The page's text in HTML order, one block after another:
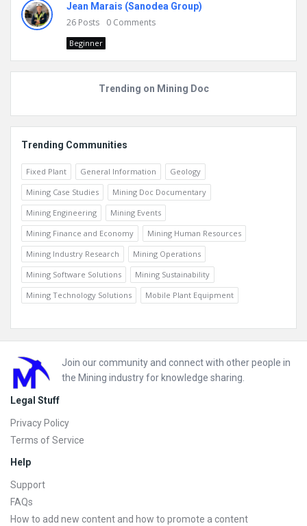
Jean Marais (Sanodea Group)
26 Posts 0 Comments
Beginner
Trending on Mining Doc
Trending Communities
Fixed Plant General Information
Geology
Mining Case Studies
Mining Doc Documentary
Mining Engineering
Mining Events
Mining Finance and Economy
Mining Human Resources
Mining Industry Research
Mining Operations
Mining Software Solutions
Mining Sustainability
Mining Technology Solutions
Mobile Plant Equipment
Footer
Join our community and connect with other people in
the Mining industry for knowledge sharing.
Legal Stuff
Privacy Policy
Terms of Service
Help
Support
FAQs
How to add new content and how to promote a content